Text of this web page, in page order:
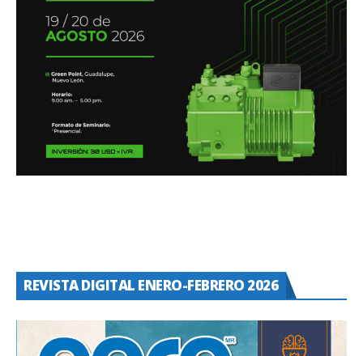
REVISTA DIGITAL ENERO-FEBRERO 2026